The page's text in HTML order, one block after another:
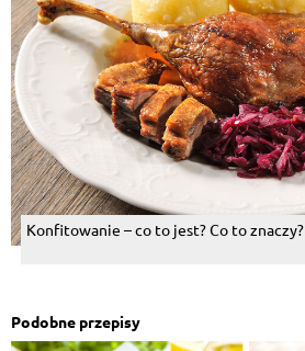
Konfitowanie – co to jest? Co to znaczy?
Podobne przepisy